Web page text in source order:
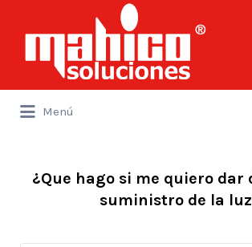
por:
Menú
por:
¿Que hago si me quiero dar
suministro de la